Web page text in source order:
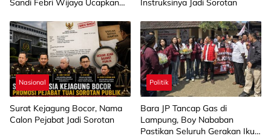
Sandi Febri Wijaya Ucapkan
Instruksinya Jadi Sorotan
Nasional
Surat Kejagung Bocor, Nama
Calon Pejabat Jadi Sorotan
Politik
Bara JP Tancap Gas di
Lampung, Boy Nababan
Pastikan Seluruh Gerakan Ikuti